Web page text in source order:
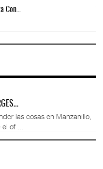
Con…
las cosas en Manzanillo,
of ...